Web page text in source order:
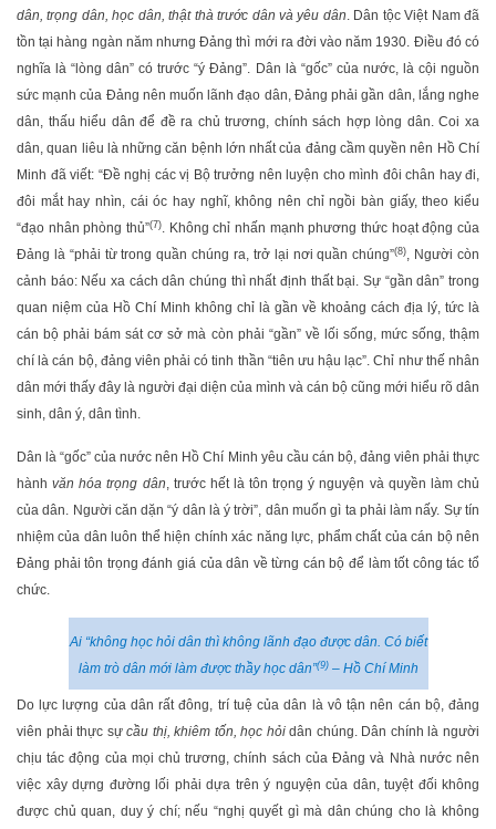
dân, trọng dân, học dân, thật thà trước dân và yêu dân. Dân tộc Việt Nam đã
tồn tại hàng ngàn năm nhưng Đảng thì mới ra đời vào năm 1930. Điều đó có
nghĩa là “lòng dân” có trước “ý Đảng”. Dân là “gốc” của nước, là cội nguồn
sức mạnh của Đảng nên muốn lãnh đạo dân, Đảng phải gần dân, lắng nghe
dân, thấu hiểu dân để đề ra chủ trương, chính sách hợp lòng dân. Coi xa
dân, quan liêu là những căn bệnh lớn nhất của đảng cầm quyền nên Hồ Chí
Minh đã viết: “Đề nghị các vị Bộ trưởng nên luyện cho mình đôi chân hay đi,
đôi mắt hay nhìn, cái óc hay nghĩ, không nên chỉ ngồi bàn giấy, theo kiểu
“đạo nhân phòng thủ”(7). Không chỉ nhấn mạnh phương thức hoạt động của
Đảng là “phải từ trong quần chúng ra, trở lại nơi quần chúng”(8), Người còn
cảnh báo: Nếu xa cách dân chúng thì nhất định thất bại. Sự “gần dân” trong
quan niệm của Hồ Chí Minh không chỉ là gần về khoảng cách địa lý, tức là
cán bộ phải bám sát cơ sở mà còn phải “gần” về lối sống, mức sống, thậm
chí là cán bộ, đảng viên phải có tinh thần “tiên ưu hậu lạc”. Chỉ như thế nhân
dân mới thấy đây là người đại diện của mình và cán bộ cũng mới hiểu rõ dân
sinh, dân ý, dân tình.
Dân là “gốc” của nước nên Hồ Chí Minh yêu cầu cán bộ, đảng viên phải thực
hànhvăn hóa trọng dân, trước hết là tôn trọng ý nguyện và quyền làm chủ
của dân. Người căn dặn “ý dân là ý trời”, dân muốn gì ta phải làm nấy. Sự tín
nhiệm của dân luôn thể hiện chính xác năng lực, phẩm chất của cán bộ nên
Đảng phải tôn trọng đánh giá của dân về từng cán bộ để làm tốt công tác tổ
chức.
Ai “không học hỏi dân thì không lãnh đạo được dân. Có biết
làm trò dân mới làm được thầy học dân”(9)– Hồ Chí Minh
Do lực lượng của dân rất đông, trí tuệ của dân là vô tận nên cán bộ, đảng
viên phải thực sựcầu thị, khiêm tốn, học hỏidân chúng. Dân chính là người
chịu tác động của mọi chủ trương, chính sách của Đảng và Nhà nước nên
việc xây dựng đường lối phải dựa trên ý nguyện của dân, tuyệt đối không
được chủ quan, duy ý chí; nếu “nghị quyết gì mà dân chúng cho là không